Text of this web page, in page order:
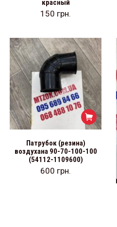
красный
150 грн.
Патрубок (резина)
воздухана 90-70-100-100
(54112-1109600)
600 грн.